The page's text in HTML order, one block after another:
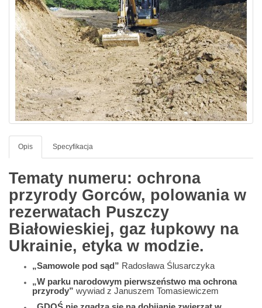
Opis Specyfikacja
Tematy numeru: ochrona
przyrody Gorców, polowania w
rezerwatach Puszczy
Białowieskiej, gaz łupkowy na
Ukrainie, etyka w modzie.
„Samowole pod sąd” Radosława Ślusarczyka
„W parku narodowym pierwszeństwo ma ochrona
przyrody” wywiad z Januszem Tomasiewiczem